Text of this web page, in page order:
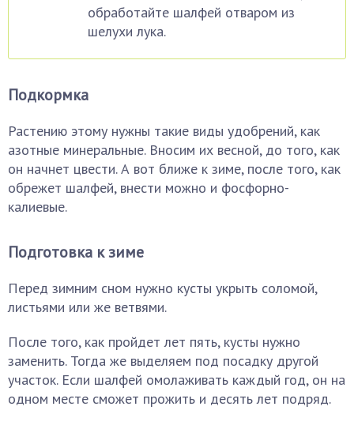
обработайте шалфей отваром из
шелухи лука.
Подкормка
Растению этому нужны такие виды удобрений, как
азотные минеральные. Вносим их весной, до того, как
он начнет цвести. А вот ближе к зиме, после того, как
обрежет шалфей, внести можно и фосфорно-
калиевые.
Подготовка к зиме
Перед зимним сном нужно кусты укрыть соломой,
листьями или же ветвями.
После того, как пройдет лет пять, кусты нужно
заменить. Тогда же выделяем под посадку другой
участок. Если шалфей омолаживать каждый год, он на
одном месте сможет прожить и десять лет подряд.